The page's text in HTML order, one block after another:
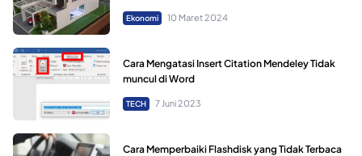
Ekonomi 10 Maret 2024
Cara Mengatasi Insert Citation Mendeley Tidak
muncul di Word
TECH 7 Juni 2023
Cara Memperbaiki Flashdisk yang Tidak Terbaca